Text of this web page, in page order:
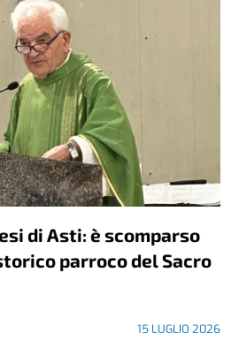
di Asti: è scomparso
parroco del Sacro
15 LUGLIO 2026